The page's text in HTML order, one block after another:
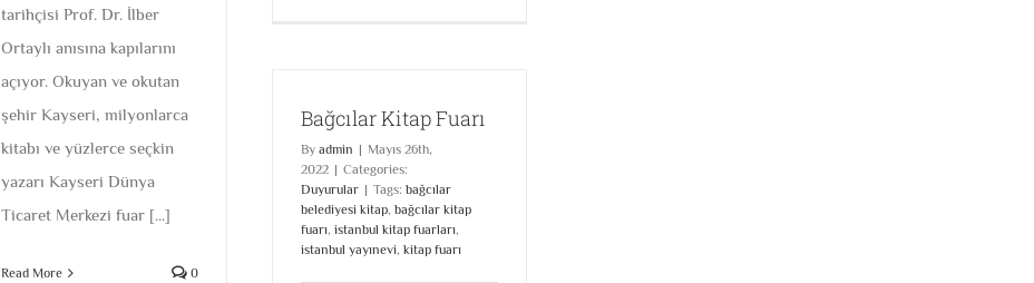
tarihçisi Prof. Dr. İlber
Ortaylı anısına kapılarını
açıyor. Okuyan ve okutan
şehir Kayseri, milyonlarca
kitabı ve yüzlerce seçkin
yazarı Kayseri Dünya
Ticaret Merkezi fuar [...]
Read More 0
Bağcılar Kitap Fuarı
By admin | Mayıs 26th,
2022 | Categories:
Duyurular | Tags: bağcılar
belediyesi kitap, bağcılar kitap
fuarı, istanbul kitap fuarları,
istanbul yayınevi, kitap fuarı